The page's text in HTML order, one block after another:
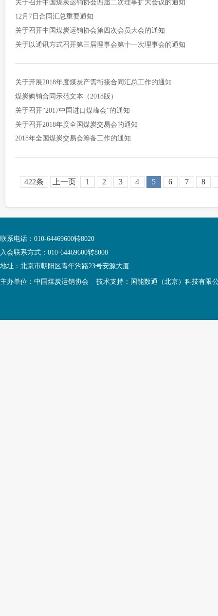
关于召开中国煤炭运销协会四届二次理事扩大会议的通知
12月7日合同汇总重要通知
关于召开中国煤炭运销协会第四次会员大会的通知
关于以通讯方式召开第三届理事会第十一次理事会的通知
关于开展2018年度煤炭产需衔接合同汇总工作的通知
煤炭购销合同示范文本（2018版）
关于召开“2017中国进口煤峰会”的通知
关于召开2018年度全国煤炭交易会的通知
2018年全国煤炭交易会筹备工作的通知
422条 上一页 1 2 3 4 5 6 7 8
联系电话：010-64469600转8020
入会联系方式：010-64469600转8008
地址：北京市朝阳区青年沟路23号安源大厦
主办单位：中国煤炭运销协会 技术支持：国能数通（北京）科技有